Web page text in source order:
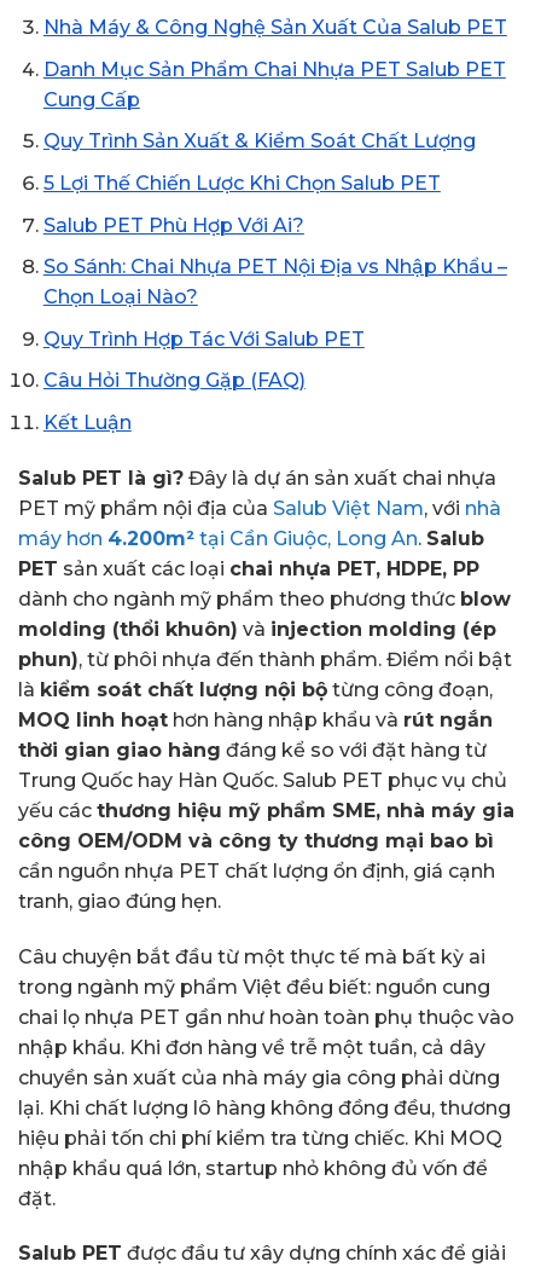
Nhà Máy & Công Nghệ Sản Xuất Của Salub PET
Danh Mục Sản Phẩm Chai Nhựa PET Salub PET
Cung Cấp
Quy Trình Sản Xuất & Kiểm Soát Chất Lượng
5 Lợi Thế Chiến Lược Khi Chọn Salub PET
Salub PET Phù Hợp Với Ai?
So Sánh: Chai Nhựa PET Nội Địa vs Nhập Khẩu –
Chọn Loại Nào?
Quy Trình Hợp Tác Với Salub PET
Câu Hỏi Thường Gặp (FAQ)
Kết Luận
Salub PET là gì? Đây là dự án sản xuất chai nhựa
PET mỹ phẩm nội địa của Salub Việt Nam, với nhà
máy hơn 4.200m² tại Cần Giuộc, Long An. Salub
PET sản xuất các loại chai nhựa PET, HDPE, PP
dành cho ngành mỹ phẩm theo phương thức blow
molding (thổi khuôn) và injection molding (ép
phun), từ phôi nhựa đến thành phẩm. Điểm nổi bật
là kiểm soát chất lượng nội bộ từng công đoạn,
MOQ linh hoạt hơn hàng nhập khẩu và rút ngắn
thời gian giao hàng đáng kể so với đặt hàng từ
Trung Quốc hay Hàn Quốc. Salub PET phục vụ chủ
yếu các thương hiệu mỹ phẩm SME, nhà máy gia
công OEM/ODM và công ty thương mại bao bì
cần nguồn nhựa PET chất lượng ổn định, giá cạnh
tranh, giao đúng hẹn.
Câu chuyện bắt đầu từ một thực tế mà bất kỳ ai
trong ngành mỹ phẩm Việt đều biết: nguồn cung
chai lọ nhựa PET gần như hoàn toàn phụ thuộc vào
nhập khẩu. Khi đơn hàng về trễ một tuần, cả dây
chuyền sản xuất của nhà máy gia công phải dừng
lại. Khi chất lượng lô hàng không đồng đều, thương
hiệu phải tốn chi phí kiểm tra từng chiếc. Khi MOQ
nhập khẩu quá lớn, startup nhỏ không đủ vốn để
đặt.
Salub PET được đầu tư xây dựng chính xác để giải